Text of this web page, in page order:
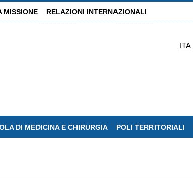
MISSIONE RELAZIONI INTERNAZIONALI
ITA
DI MEDICINA E CHIRURGIA POLI TERRITORIALI